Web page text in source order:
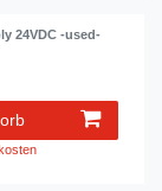
24VDC -used-